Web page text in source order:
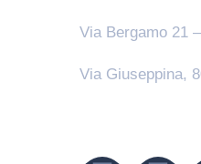
Via Bergamo 21
Via Giuseppina,